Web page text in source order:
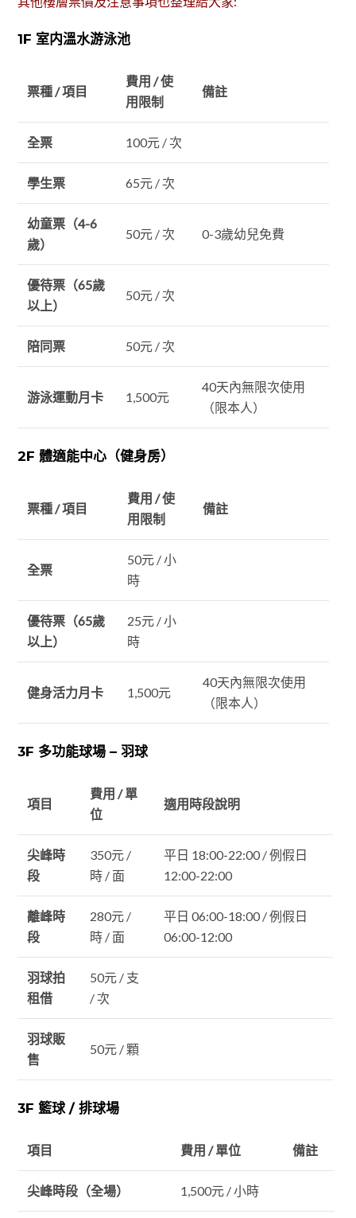
1F 室内溫水游泳池
票種 / 項目
費用 / 使
用限制
備註
全票 100元 / 次
學生票 65元 / 次
幼童票（4-6
歲）
50元 / 次 0-3歲幼兒免費
優待票（65歲
以上）
50元 / 次
陪同票 50元 / 次
游泳運動月卡 1,500元
40天內無限次使用
（限本人）
2F 體適能中心（健身房）
票種 / 項目
費用 / 使
用限制
備註
全票
50元 / 小
時
優待票（65歲
以上）
25元 / 小
時
健身活力月卡 1,500元
40天內無限次使用
（限本人）
3F 多功能球場 – 羽球
項目
費用 / 單
位
適用時段說明
尖峰時
段
350元 /
時 / 面
平日 18:00-22:00 / 例假日
12:00-22:00
離峰時
段
280元 /
時 / 面
平日 06:00-18:00 / 例假日
06:00-12:00
羽球拍
租借
50元 / 支
/ 次
羽球販
售
50元 / 顆
3F 籃球 / 排球場
項目 費用 / 單位 備註
尖峰時段（全場） 1,500元 / 小時